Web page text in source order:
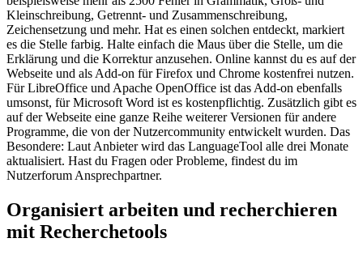
Kleinschreibung, Getrennt- und Zusammenschreibung,
Zeichensetzung und mehr. Hat es einen solchen entdeckt, markiert
es die Stelle farbig. Halte einfach die Maus über die Stelle, um die
Erklärung und die Korrektur anzusehen. Online kannst du es auf der
Webseite und als Add-on für Firefox und Chrome kostenfrei nutzen.
Für LibreOffice und Apache OpenOffice ist das Add-on ebenfalls
umsonst, für Microsoft Word ist es kostenpflichtig. Zusätzlich gibt es
auf der Webseite eine ganze Reihe weiterer Versionen für andere
Programme, die von der Nutzercommunity entwickelt wurden. Das
Besondere: Laut Anbieter wird das LanguageTool alle drei Monate
aktualisiert. Hast du Fragen oder Probleme, findest du im
Nutzerforum Ansprechpartner.
Organisiert arbeiten und recherchieren
mit Recherchetools